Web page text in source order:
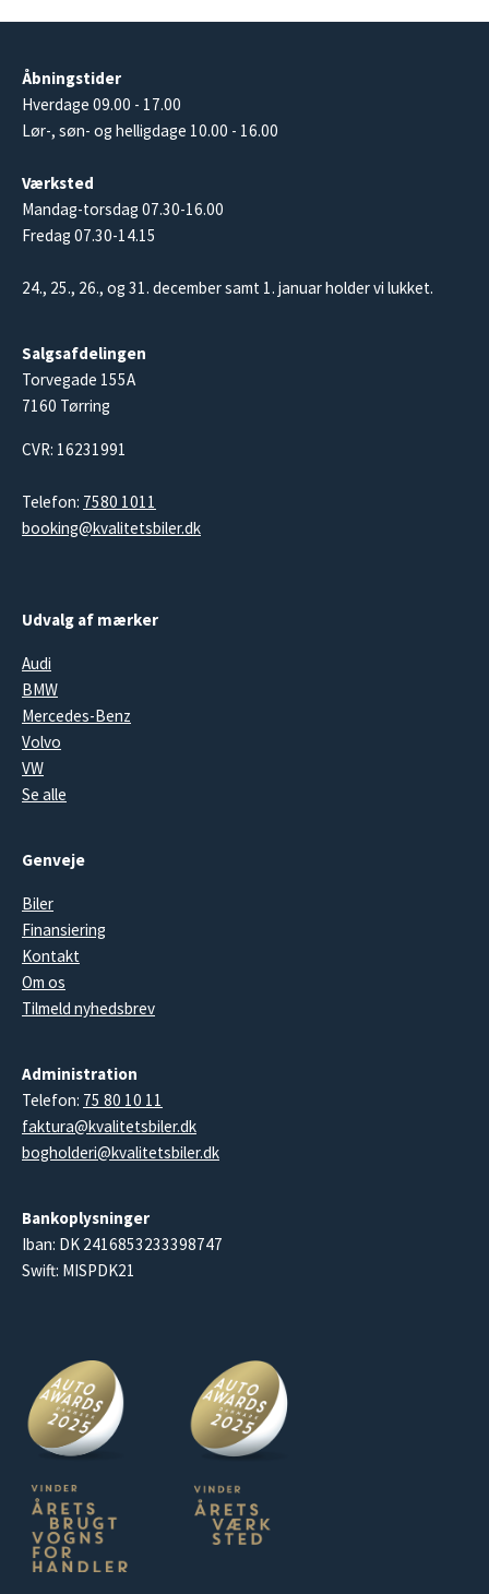
Åbningstider
Hverdage 09.00 - 17.00
Lør-, søn- og helligdage 10.00 - 16.00
Værksted
Mandag-torsdag 07.30-16.00
Fredag 07.30-14.15
24., 25., 26., og 31. december samt 1. januar holder vi lukket.
Salgsafdelingen
Torvegade 155A
7160 Tørring
CVR: 16231991
Telefon: 7580 1011
booking@kvalitetsbiler.dk
Udvalg af mærker
Audi
BMW
Mercedes-Benz
Volvo
VW
Se alle
Genveje
Biler
Finansiering
Kontakt
Om os
Tilmeld nyhedsbrev
Administration
Telefon: 75 80 10 11
faktura@kvalitetsbiler.dk
bogholderi@kvalitetsbiler.dk
Bankoplysninger
Iban: DK 2416853233398747
Swift: MISPDK21